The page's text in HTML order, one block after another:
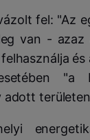
fel: "Az
van -
"a
adott